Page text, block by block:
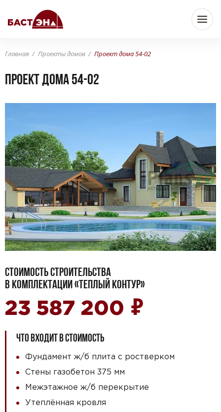
Главная Проекты домов Проект дома 54-02
Проект дома 54-02
СТОИМОСТЬ СТРОИТЕЛЬСТВА
В КОМПЛЕКТАЦИИ «ТЕПЛЫЙ КОНТУР»
23 587 200 ₽
ЧТО ВХОДИТ В СТОИМОСТЬ
Фундамент ж/б плита с ростверком
Стены газобетон 375 мм
Межэтажное ж/б перекрытие
Утеплённая кровля